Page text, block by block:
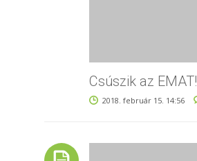
Csúszik az EMAT!
2018. február 15. 14:56